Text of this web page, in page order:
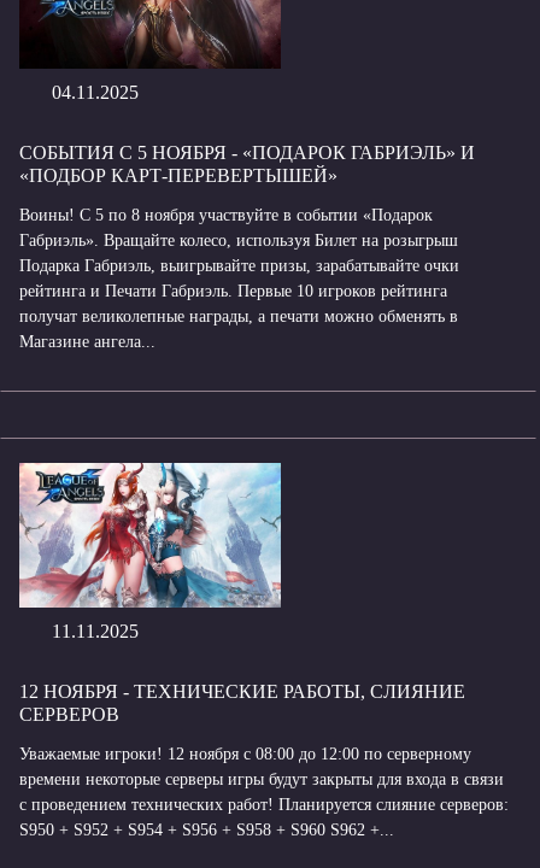
04.11.2025
СОБЫТИЯ С 5 НОЯБРЯ - «ПОДАРОК ГАБРИЭЛЬ» И
«ПОДБОР КАРТ-ПЕРЕВЕРТЫШЕЙ»
Воины! С 5 по 8 ноября участвуйте в событии «Подарок
Габриэль». Вращайте колесо, используя Билет на розыгрыш
Подарка Габриэль, выигрывайте призы, зарабатывайте очки
рейтинга и Печати Габриэль. Первые 10 игроков рейтинга
получат великолепные награды, а печати можно обменять в
Магазине ангела...
11.11.2025
12 НОЯБРЯ - ТЕХНИЧЕСКИЕ РАБОТЫ, СЛИЯНИЕ
СЕРВЕРОВ
Уважаемые игроки! 12 ноября с 08:00 до 12:00 по серверному
времени некоторые серверы игры будут закрыты для входа в связи
с проведением технических работ! Планируется слияние серверов:
S950 + S952 + S954 + S956 + S958 + S960 S962 +...